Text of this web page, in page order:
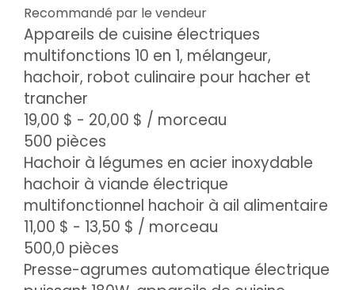
Recommandé par le vendeur
Appareils de cuisine électriques
multifonctions 10 en 1, mélangeur,
hachoir, robot culinaire pour hacher et
trancher
19,00 $ - 20,00 $ / morceau
500 pièces
Hachoir à légumes en acier inoxydable
hachoir à viande électrique
multifonctionnel hachoir à ail alimentaire
11,00 $ - 13,50 $ / morceau
500,0 pièces
Presse-agrumes automatique électrique